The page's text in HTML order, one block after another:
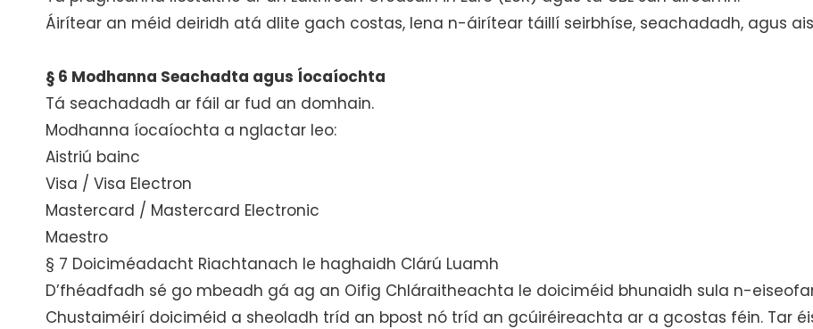
Áirítear an méid deiridh atá dlite gach costas, lena n-áirítear táillí seirbhíse, seachadadh, agus
§ 6 Modhanna Seachadta agus Íocaíochta
Tá seachadadh ar fáil ar fud an domhain.
Modhanna íocaíochta a nglactar leo:
Aistriú bainc
Visa / Visa Electron
Mastercard / Mastercard Electronic
Maestro
§ 7 Doiciméadacht Riachtanach le haghaidh Clárú Luamh
D’fhéadfadh sé go mbeadh gá ag an Oifig Chláraitheachta le doiciméid bhunaidh sula n-
Chustaiméirí doiciméid a sheoladh tríd an bpost nó tríd an gcúiréireachta ar a gcostas féin. Tar